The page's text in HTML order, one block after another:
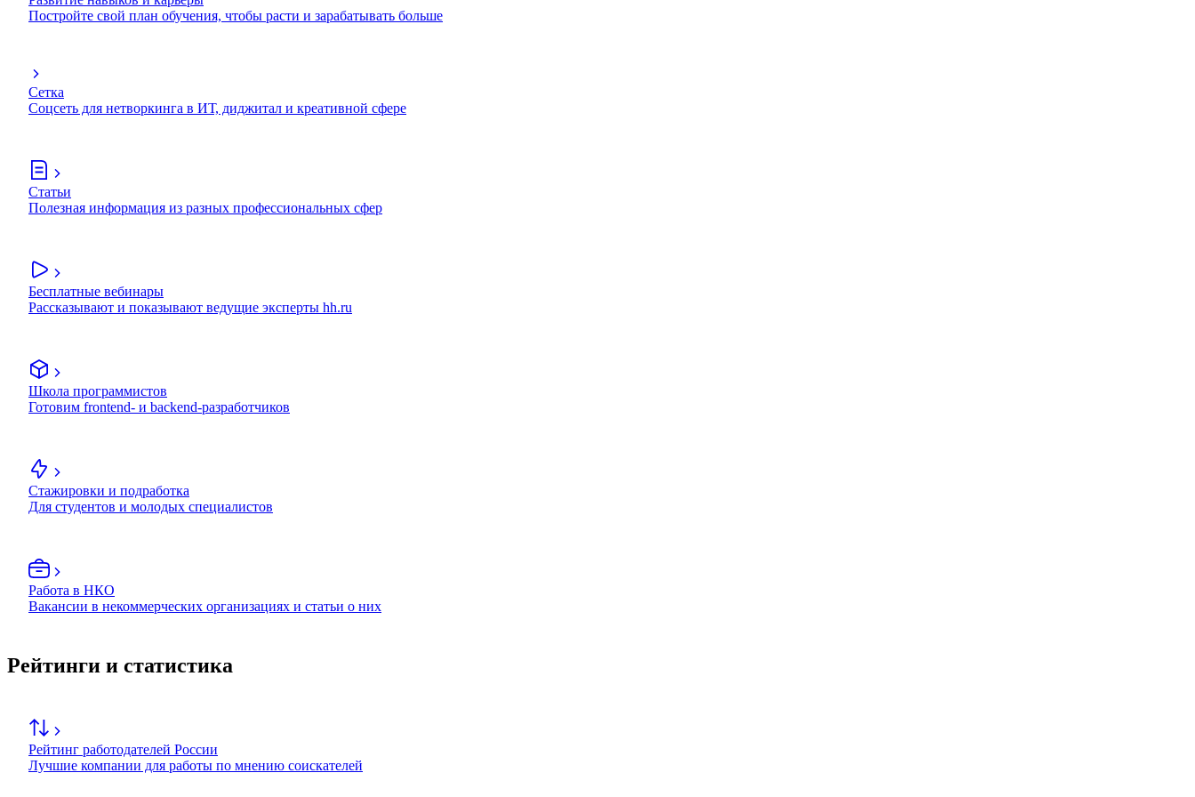
Постройте свой план обучения, чтобы расти и зарабатывать больше
Сетка
Соцсеть для нетворкинга в ИТ, диджитал и креативной сфере
Статьи
Полезная информация из разных профессиональных сфер
Бесплатные вебинары
Рассказывают и показывают ведущие эксперты hh.ru
Школа программистов
Готовим frontend- и backend-разработчиков
Стажировки и подработка
Для студентов и молодых специалистов
Работа в НКО
Вакансии в некоммерческих организациях и статьи о них
Рейтинги и статистика
Рейтинг работодателей России
Лучшие компании для работы по мнению соискателей